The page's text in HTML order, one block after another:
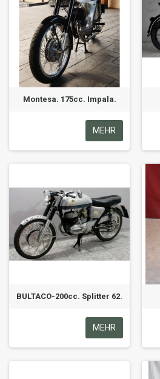
Montesa. 175cc. Impala.
MEHR
BULTACO-200cc. Splitter 62.
MEHR